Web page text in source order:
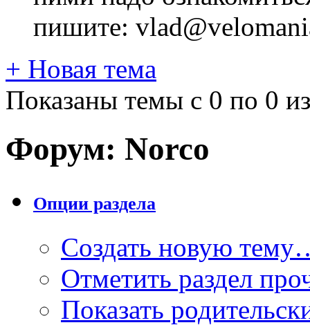
пишите:
+ Новая тема
Показаны темы с 0 по 0
Форум: Norco
Опции раздела
Создать новую
Отметить раздел
Показать